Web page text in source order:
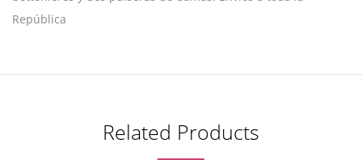
República
Related Products